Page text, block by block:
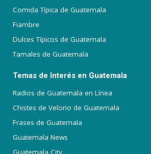
Comida Típica de Guatemala
Fiambre
Dulces Típicos de Guatemala
Tamales de Guatemala
Temas de Interés en Guatemala
Radios de Guatemala en Línea
Chistes de Velorio de Guatemala
Frases de Guatemala
Guatemala News
Guatemala City